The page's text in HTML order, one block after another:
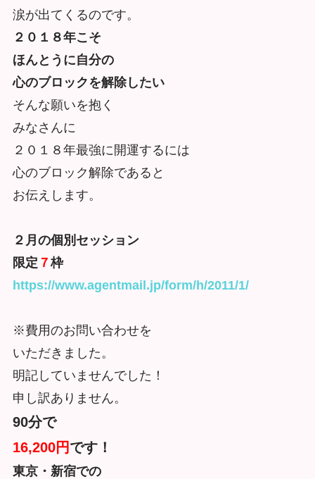
涙が出てくるのです。
２０１８年こそ
ほんとうに自分の
心のブロックを解除したい
そんな願いを抱く
みなさんに
２０１８年最強に開運するには
心のブロック解除であると
お伝えします。
２月の個別セッション
限定 ７枠
https://www.agentmail.jp/form/h/2011/1/
※費用のお問い合わせを
いただきました。
明記していませんでした！
申し訳ありません。
90分で
16,200円です！
東京・新宿での